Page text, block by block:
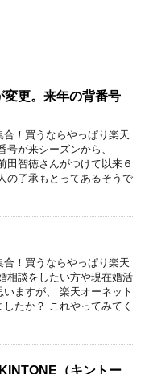
変更。来年の背番号
！買うならやっぱり楽天
が来シーズンから、
田智徳さんがつけて以来６
の了承もとってあるそうで
！買うならやっぱり楽天
相談をしたい方や現在婚活
ますが、 楽天オーネット
たか？ これやってみてく
（キントー